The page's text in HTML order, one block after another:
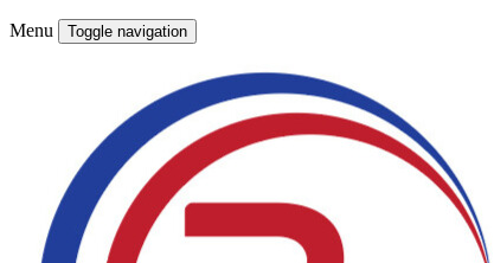
Menu Toggle navigation